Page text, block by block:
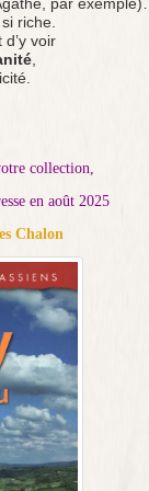
riche.
voir
collection,
en août 2025
Chalon